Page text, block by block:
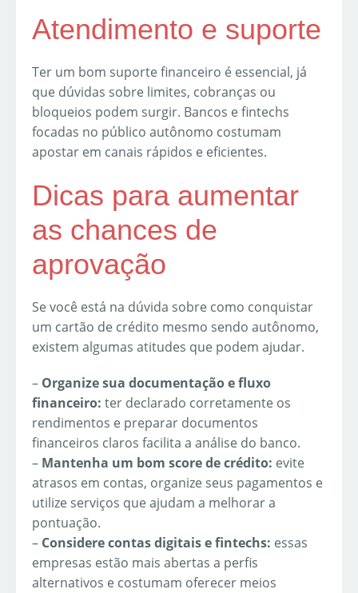
Atendimento e suporte
Ter um bom suporte financeiro é essencial, já
que dúvidas sobre limites, cobranças ou
bloqueios podem surgir. Bancos e fintechs
focadas no público autônomo costumam
apostar em canais rápidos e eficientes.
Dicas para aumentar
as chances de
aprovação
Se você está na dúvida sobre como conquistar
um cartão de crédito mesmo sendo autônomo,
existem algumas atitudes que podem ajudar.
– Organize sua documentação e fluxo
financeiro: ter declarado corretamente os
rendimentos e preparar documentos
financeiros claros facilita a análise do banco.
– Mantenha um bom score de crédito: evite
atrasos em contas, organize seus pagamentos e
utilize serviços que ajudam a melhorar a
pontuação.
– Considere contas digitais e fintechs: essas
empresas estão mais abertas a perfis
alternativos e costumam oferecer meios